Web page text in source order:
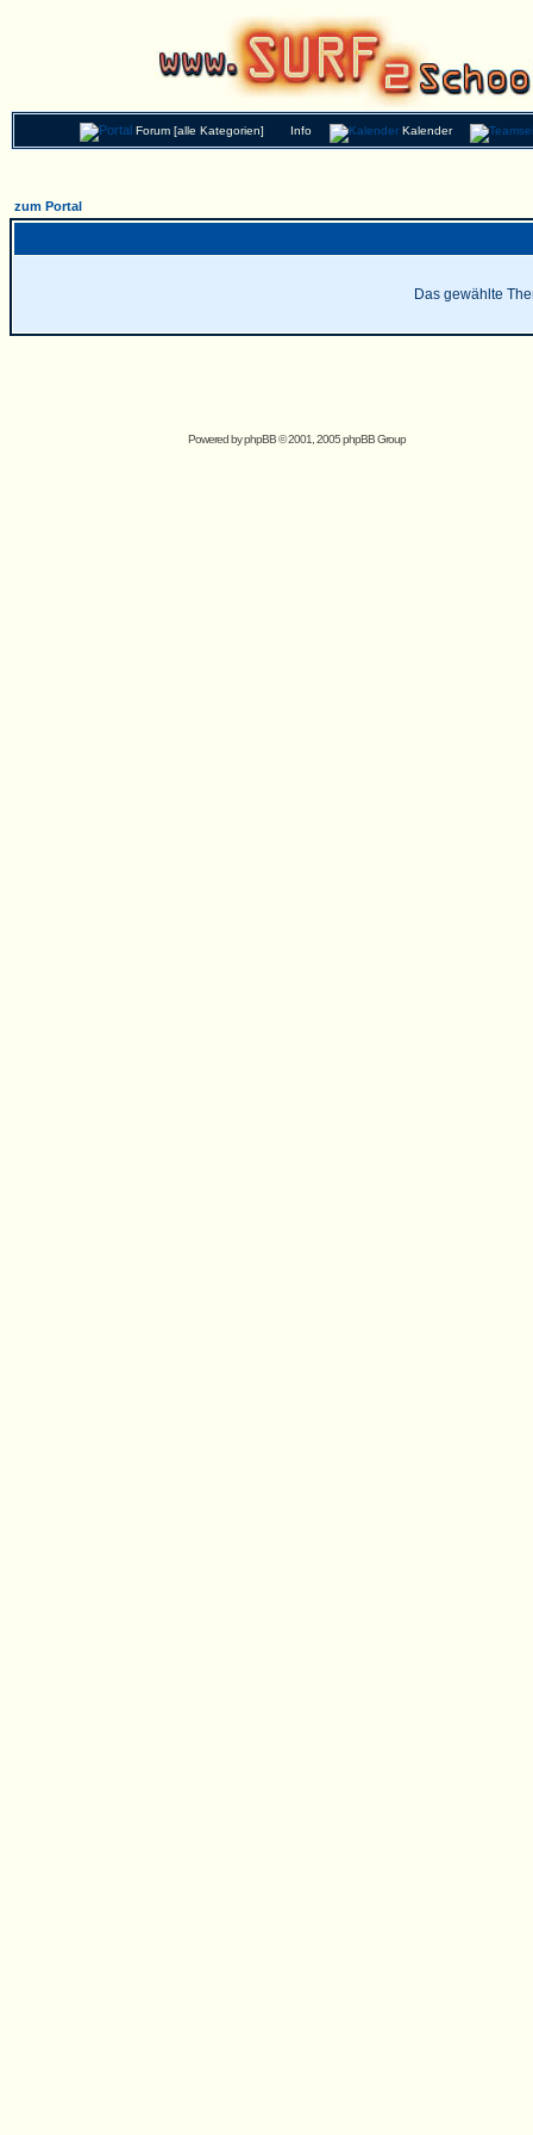
Forum [alle Kategorien] Info Kalender
zum Portal
Das gewählte
Powered byphpBB© 2001, 2005 phpBB Group